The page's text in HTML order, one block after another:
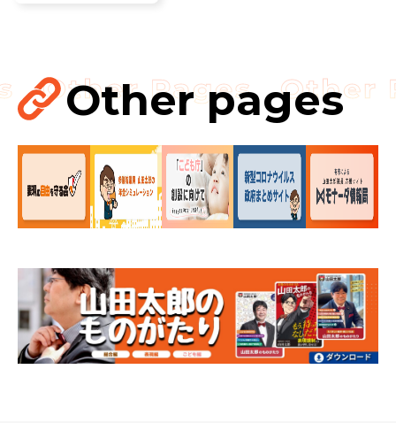
Other pages